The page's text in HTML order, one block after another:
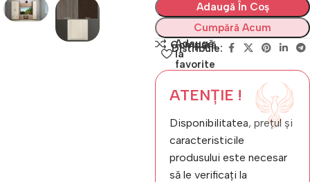
Adaugă În Coș
Cumpără Acum
Compară
Adaugă
la
favorite
Distribuie:
ATENȚIE !
Disponibilitatea, prețul și
caracteristicile
produsului este necesar
să le verificați la